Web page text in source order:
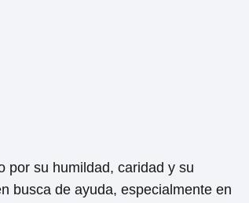
por su humildad, caridad y su
busca de ayuda, especialmente en